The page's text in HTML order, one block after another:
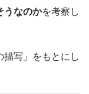
うなのかを考察し
写」をもとにし